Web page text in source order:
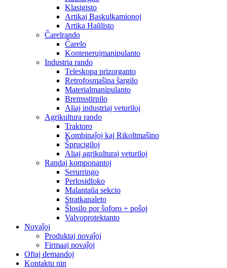
Klasigisto
Artikaj Baskulkamionoj
Artika Haŭlisto
Ĉarelrando
Ĉarelo
Kontenerujmanipulanto
Industria rando
Teleskopa prizorganto
Retrofosmaŝina ŝargilo
Materialmanipulanto
Bremsstirpilo
Aliaj industriaj veturiloj
Agrikultura rando
Traktoro
Kombinaĵoj kaj Rikoltmaŝino
Ŝprucigiloj
Aliaj agrikulturaj veturiloj
Randaj komponantoj
Serurringo
Perlosidloko
Malantaŭa sekcio
Stratkanaleto
Ŝlosilo por ŝoforo + poŝoj
Valvoprotektanto
Novaĵoj
Produktaj novaĵoj
Firmaaj novaĵoj
Oftaj demandoj
Kontaktu nin